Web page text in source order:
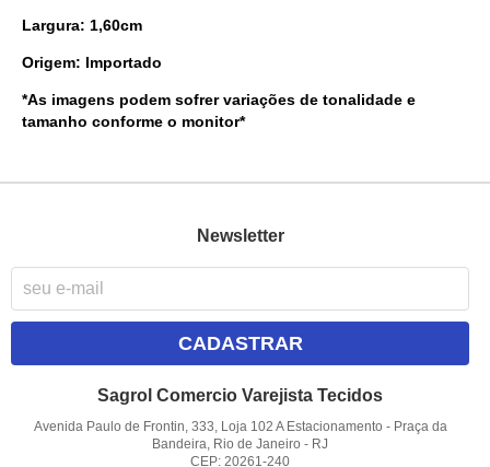
Largura: 1,60cm
Origem: Importado
*As imagens podem sofrer variações de tonalidade e
tamanho conforme o monitor*
Newsletter
CADASTRAR
Sagrol Comercio Varejista Tecidos
Avenida Paulo de Frontin, 333, Loja 102 A Estacionamento - Praça da
Bandeira, Rio de Janeiro - RJ
CEP: 20261-240